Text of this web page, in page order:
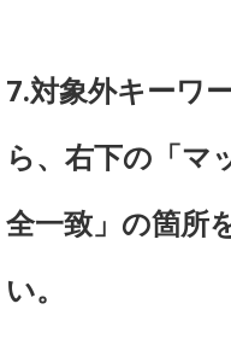
7.対象外キーワ
ら、右下の「マ
全一致」の箇所
い。